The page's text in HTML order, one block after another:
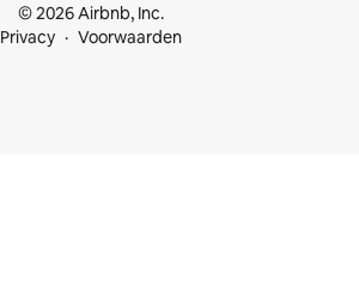
© 2026 Airbnb, Inc.
Privacy
Voorwaarden